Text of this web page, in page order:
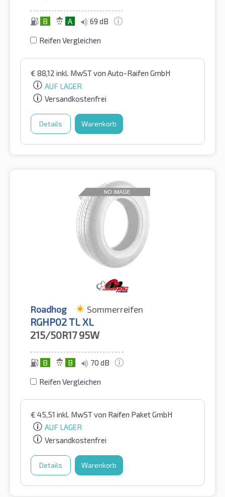
B A 69 dB
Reifen Vergleichen
€ 88,12 inkl. MwSTvon Auto-Raifen GmbH
AUF LAGER
Versandkostenfrei
Details Warenkorb
Roadhog Sommerreifen
RGHP02 TL XL
215/50R17 95W
B B 70 dB
Reifen Vergleichen
€ 45,51 inkl. MwSTvon Raifen Paket GmbH
AUF LAGER
Versandkostenfrei
Details Warenkorb